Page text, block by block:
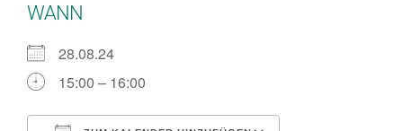
Projekte
WANN
28.08.24
15:00 – 16:00